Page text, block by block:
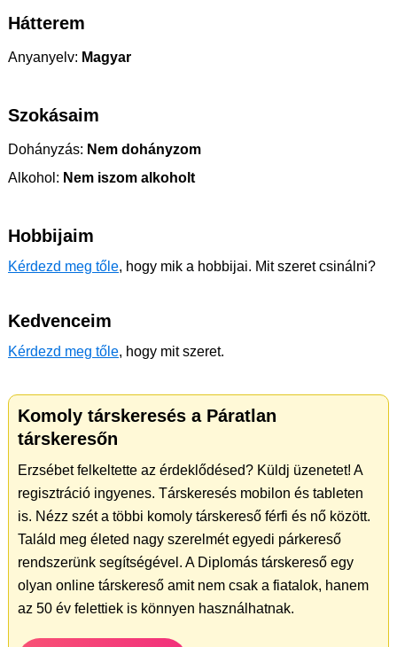
Hátterem
Anyanyelv: Magyar
Szokásaim
Dohányzás: Nem dohányzom
Alkohol: Nem iszom alkoholt
Hobbijaim
Kérdezd meg tőle, hogy mik a hobbijai. Mit szeret csinálni?
Kedvenceim
Kérdezd meg tőle, hogy mit szeret.
Komoly társkeresés a Páratlan
társkeresőn
Erzsébet felkeltette az érdeklődésed? Küldj üzenetet! A
regisztráció ingyenes. Társkeresés mobilon és tableten
is. Nézz szét a többi komoly társkereső férfi és nő között.
Találd meg életed nagy szerelmét egyedi párkereső
rendszerünk segítségével. A Diplomás társkereső egy
olyan online társkereső amit nem csak a fiatalok, hanem
az 50 év felettiek is könnyen használhatnak.